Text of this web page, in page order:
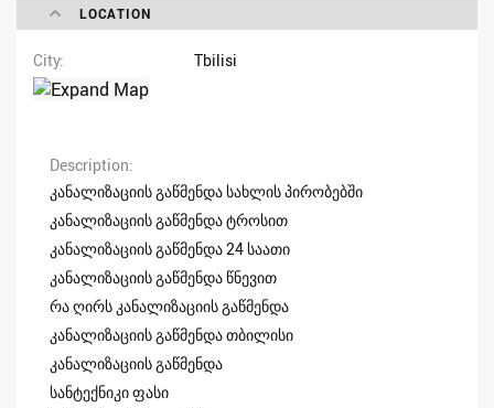
LOCATION
City Tbilisi
Description
კანალიზაციის გაწმენდა სახლის პირობებში
კანალიზაციის გაწმენდა ტროსით
კანალიზაციის გაწმენდა 24 საათი
კანალიზაციის გაწმენდა წნევით
რა ღირს კანალიზაციის გაწმენდა
კანალიზაციის გაწმენდა თბილისი
კანალიზაციის გაწმენდა
სანტექნიკი ფასი